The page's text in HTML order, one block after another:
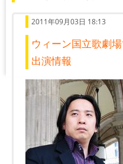
2011年09月03日 18:13
ウィーン国立歌劇
出演情報